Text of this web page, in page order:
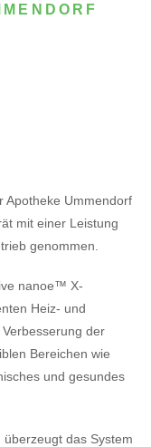
Apotheke Ummendorf
mit einer Leistung
genommen.
nanoe™ X-
Heiz- und
der
Bereichen wie
und gesundes
das System